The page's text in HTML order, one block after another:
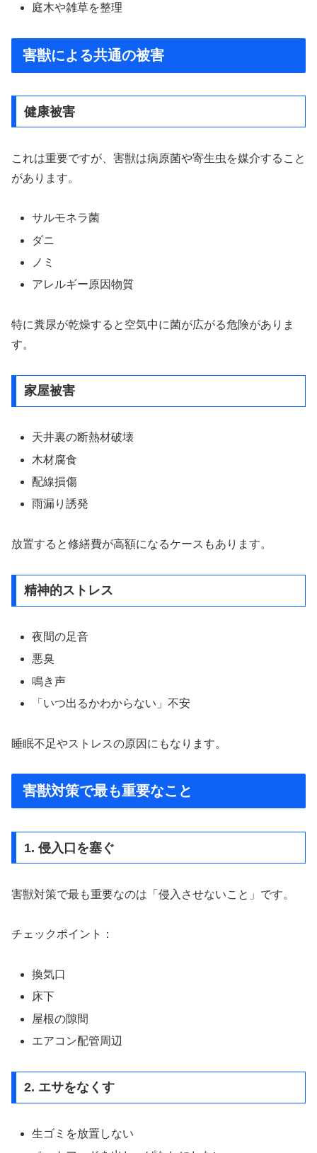
庭木や雑草を整理
害獣による共通の被害
健康被害
これは重要ですが、害獣は病原菌や寄生虫を媒介すること
があります。
サルモネラ菌
ダニ
ノミ
アレルギー原因物質
特に糞尿が乾燥すると空気中に菌が広がる危険がありま
す。
家屋被害
天井裏の断熱材破壊
木材腐食
配線損傷
雨漏り誘発
放置すると修繕費が高額になるケースもあります。
精神的ストレス
夜間の足音
悪臭
鳴き声
「いつ出るかわからない」不安
睡眠不足やストレスの原因にもなります。
害獣対策で最も重要なこと
1. 侵入口を塞ぐ
害獣対策で最も重要なのは「侵入させないこと」です。
チェックポイント：
換気口
床下
屋根の隙間
エアコン配管周辺
2. エサをなくす
生ゴミを放置しない